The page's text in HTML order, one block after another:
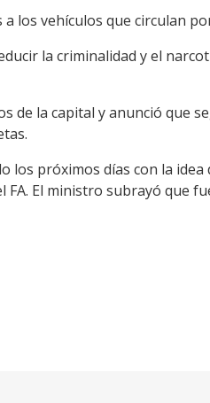
los vehículos que circulan
la criminalidad y el
la capital y anunció que
los próximos días con la
El ministro subrayó que